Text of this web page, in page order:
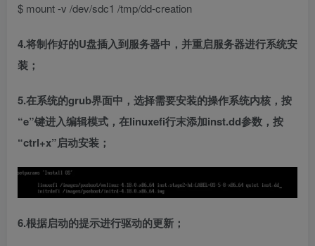
$ mount -v /dev/sdc1 /tmp/dd-creation
4.将制作好的U盘插入到服务器中，并重启服务器进行系统安
装；
5.在系统的grub界面中，选择需要安装的操作系统内核，按
“e”键进入编辑模式，在linuxefi行末添加inst.dd参数，按
“ctrl+x”启动安装；
6.根据启动的提示进行驱动的更新；